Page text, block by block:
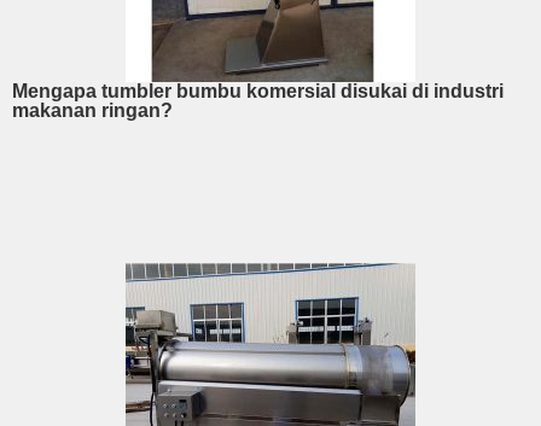
Mengapa tumbler bumbu komersial disukai di industri
makanan ringan?